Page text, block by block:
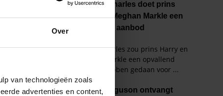
Over
van technologieën zoals
advertenties en content,